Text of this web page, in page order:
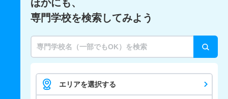
ほかにも、
専門学校を検索してみよう
エリアを選択する